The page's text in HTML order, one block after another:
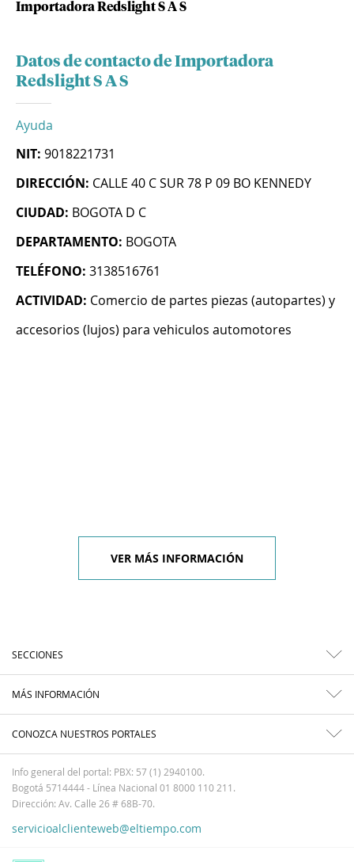
Importadora Redslight S A S
Datos de contacto de Importadora
Redslight S A S
Ayuda
NIT: 9018221731
DIRECCIÓN: CALLE 40 C SUR 78 P 09 BO KENNEDY
CIUDAD: BOGOTA D C
DEPARTAMENTO: BOGOTA
TELÉFONO: 3138516761
ACTIVIDAD: Comercio de partes piezas (autopartes) y
accesorios (lujos) para vehiculos automotores
VER MÁS INFORMACIÓN
SECCIONES
MÁS INFORMACIÓN
CONOZCA NUESTROS PORTALES
Info general del portal: PBX: 57 (1) 2940100.
Bogotá 5714444 - Línea Nacional 01 8000 110 211.
Dirección: Av. Calle 26 # 68B-70.
servicioalclienteweb@eltiempo.com